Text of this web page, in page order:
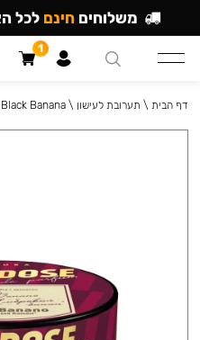
דף הבית \ תערובת לעישון \
Banana
משלוחים חינם לכל
1